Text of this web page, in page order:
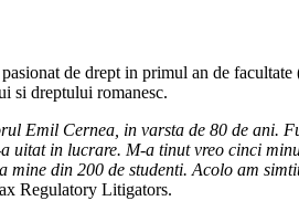
de drept in primul an de
si dreptului romanesc.
Emil Cernea, in varsta de 80 de ani.
uitat in lucrare. M-a tinut vreo cinci
mine din 200 de studenti. Acolo am
Regulatory Litigators.